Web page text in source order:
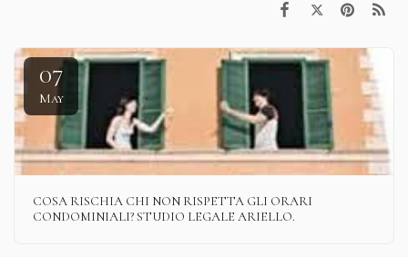
07
May
COSA RISCHIA CHI NON RISPETTA GLI ORARI
CONDOMINIALI? STUDIO LEGALE ARIELLO.